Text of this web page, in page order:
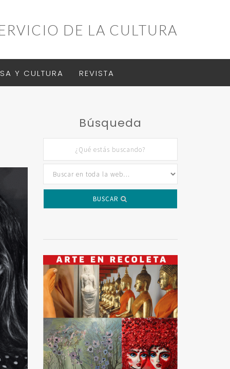
DE LA CULTURA
Y CULTURA REVISTA
Búsqueda
BUSCAR